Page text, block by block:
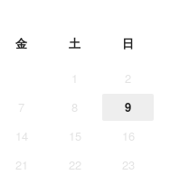
金 土 日
1
2
7 8
9
14 15
16
21 22
23